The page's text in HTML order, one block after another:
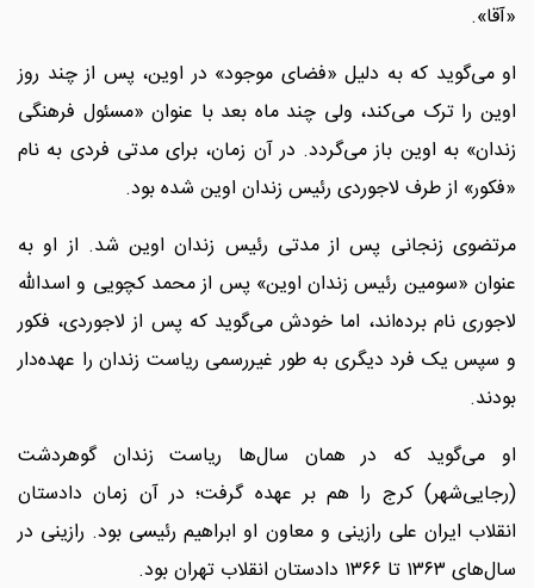
«آقا».
او می‌گوید که به دلیل «فضای موجود» در اوین، پس از چند روز
اوین را ترک می‌کند، ولی چند ماه بعد با عنوان «مسئول فرهنگی
زندان‌» به اوین باز می‌گردد. در آن زمان، برای مدتی فردی به نام
«فکور» از طرف لاجوردی رئیس زندان اوین شده بود.
مرتضوی زنجانی پس از مدتی رئیس زندان اوین شد. از او به
عنوان «سومین رئیس زندان اوین» پس از محمد کچویی و اسدالله
لاجوری نام برده‌اند، اما خودش می‌گوید که پس از لاجوردی، فکور
و سپس یک فرد دیگری به طور غیررسمی ریاست زندان را عهده‌دار
بودند.
او می‌گوید که در همان سال‌ها ریاست زندان گوهردشت
(رجایی‌شهر) کرج را هم بر عهده گرفت؛ در آن زمان دادستان
انقلاب ایران علی رازینی و معاون او ابراهیم رئیسی بود. رازینی در
سال‌های ۱۳۶۳ تا ۱۳۶۶ دادستان انقلاب تهران بود.